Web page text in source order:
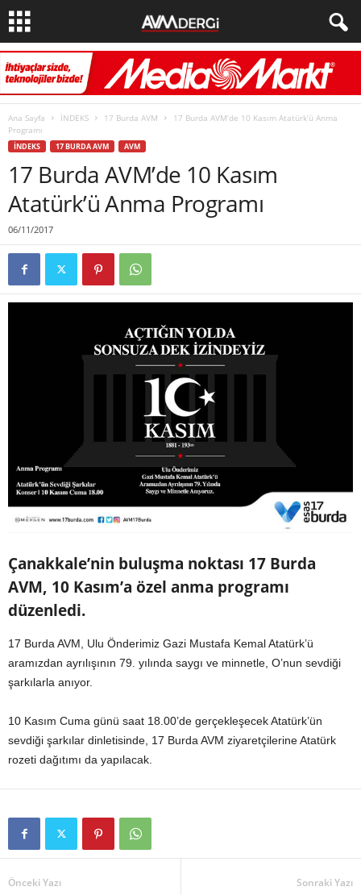
Ana Sayfa İNDEKS 17 Burda AVM
17 Burda AVM’de 10 Kasım Atatürk’ü Anma
Programı
İNDEKS 17 BURDA AVM AVM
17 Burda AVM’de 10 Kasım
Atatürk’ü Anma Programı
06/11/2017
Çanakkale’nin buluşma noktası 17 Burda
AVM, 10 Kasım’a özel anma programı
düzenledi.
17 Burda AVM, Ulu Önderimiz Gazi Mustafa Kemal Atatürk’ü
aramızdan ayrılışının 79. yılında saygı ve minnetle, O’nun sevdiği
şarkılarla anıyor.
10 Kasım Cuma günü saat 18.00’de gerçekleşecek Atatürk’ün
sevdiği şarkılar dinletisinde, 17 Burda AVM ziyaretçilerine Atatürk
rozeti dağıtımı da yapılacak.
Önceki Yazı Sonraki Yazı